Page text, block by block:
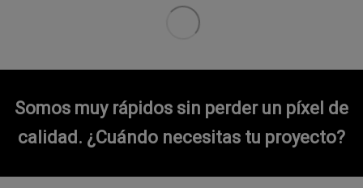
Somos muy rápidos sin perder un píxel de
calidad. ¿Cuándo necesitas tu proyecto?